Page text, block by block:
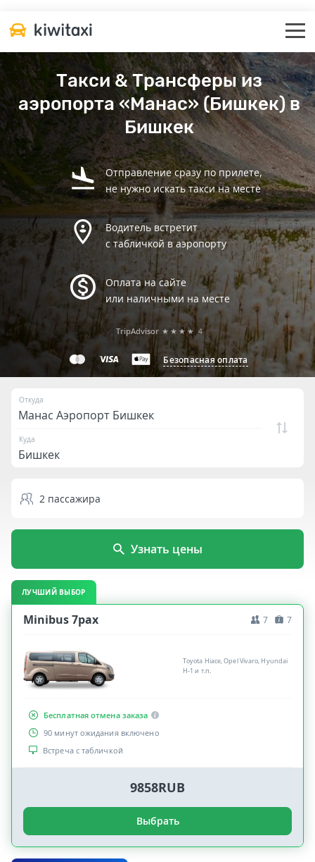
Такси & Трансферы из
аэропорта «Манас» (Бишкек) в
Бишкек
Отправление сразу по прилете,
не нужно искать такси на месте
Водитель встретит
с табличкой в аэропорту
Оплата на сайте
или наличными на месте
Безопасная оплата
TripAdvisor ★★★★ 4
Откуда
Куда
2 пассажира
Узнать цены
ЛУЧШИЙ ВЫБОР
Minibus 7pax 7 7
Toyota Hiace, Opel Vivaro, Hyundai
H-1 и т.п.
Бесплатная отмена заказа
90 минут ожидания включено
Встреча с табличкой
9858RUB
Выбрать